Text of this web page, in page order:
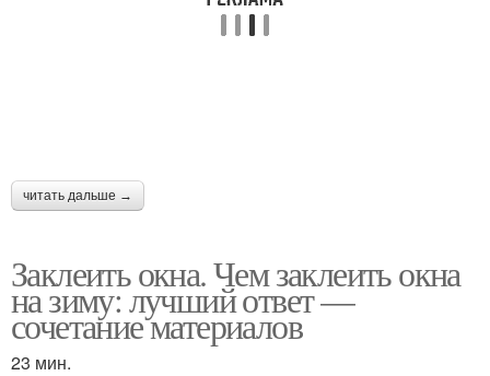
читать дальше →
Заклеить окна. Чем заклеить окна
на зиму: лучший ответ —
сочетание материалов
23 мин.